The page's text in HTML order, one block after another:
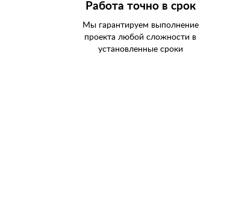
Работа точно в срок
Мы гарантируем выполнение
проекта любой сложности в
установленные сроки